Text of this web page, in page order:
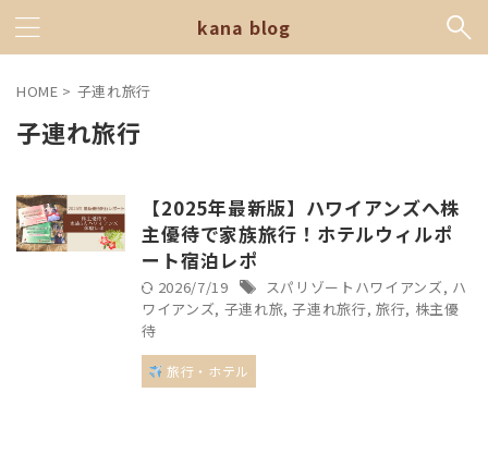
kana blog
HOME > 子連れ旅行
子連れ旅行
【2025年最新版】ハワイアンズへ株
主優待で家族旅行！ホテルウィルポ
ート宿泊レポ
2026/7/19 スパリゾートハワイアンズ, ハ
ワイアンズ, 子連れ旅,子連れ旅行,旅行, 株主優
待
旅行・ホテル